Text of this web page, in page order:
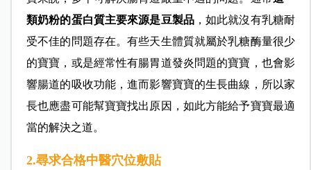
類奶粉的蛋白質主要來源是豆製品，如此就沒有乳糖耐
受不佳的問題存在。有些天生體質就屬於乳糖酶量很少
的寶寶，或是經常性有腸胃道發炎問題的寶寶，也會影
響腸道的吸收功能，進而影響寶寶的生長曲線，所以家
長也應盡可能幫寶寶找出原因，如此方能給予寶寶最適
當的解決之道。
2.尋求合格中醫穴位敷貼